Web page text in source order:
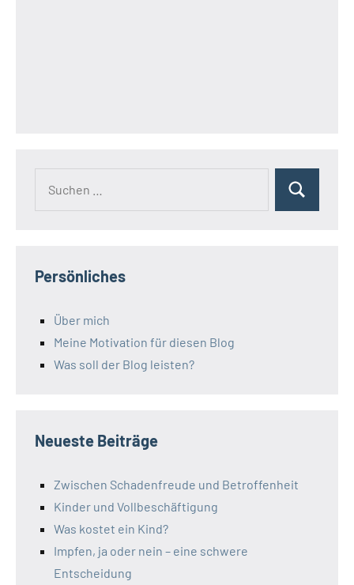
Suchen
Persönliches
Über mich
Meine Motivation für diesen Blog
Was soll der Blog leisten?
Neueste Beiträge
Zwischen Schadenfreude und Betroffenheit
Kinder und Vollbeschäftigung
Was kostet ein Kind?
Impfen, ja oder nein – eine schwere
Entscheidung